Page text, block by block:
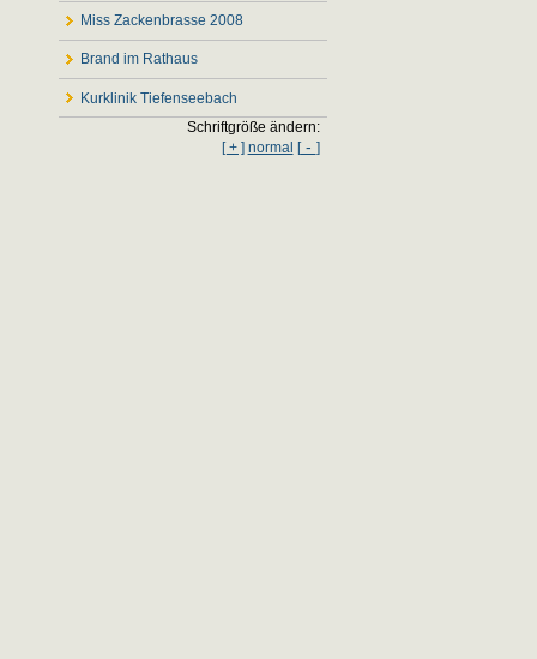
Miss Zackenbrasse 2008
Brand im Rathaus
Kurklinik Tiefenseebach
Schriftgröße ändern:
[ + ] normal [- ]